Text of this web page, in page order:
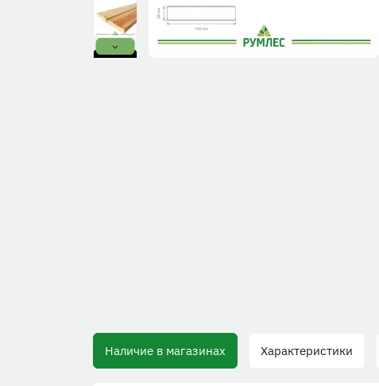
Наличие в магазинах Характеристики